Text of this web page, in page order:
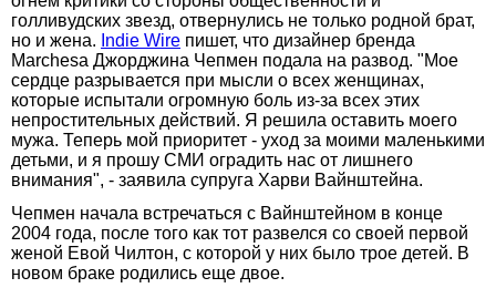
голливудских звезд, отвернулись не только родной брат,
но и жена. Indie Wire пишет, что дизайнер бренда
Marchesa Джорджина Чепмен подала на развод. "Мое
сердце разрывается при мысли о всех женщинах,
которые испытали огромную боль из-за всех этих
непростительных действий. Я решила оставить моего
мужа. Теперь мой приоритет - уход за моими маленькими
детьми, и я прошу СМИ оградить нас от лишнего
внимания", - заявила супруга Харви Вайнштейна.
Чепмен начала встречаться с Вайнштейном в конце
2004 года, после того как тот развелся со своей первой
женой Евой Чилтон, с которой у них было трое детей. В
новом браке родились еще двое.